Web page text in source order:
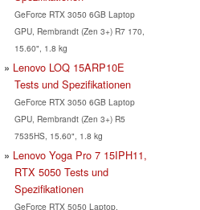
GeForce RTX 3050 6GB Laptop
GPU, Rembrandt (Zen 3+) R7 170,
15.60", 1.8 kg
Lenovo LOQ 15ARP10E
Tests und Spezifikationen
GeForce RTX 3050 6GB Laptop
GPU, Rembrandt (Zen 3+) R5
7535HS, 15.60", 1.8 kg
Lenovo Yoga Pro 7 15IPH11,
RTX 5050 Tests und
Spezifikationen
GeForce RTX 5050 Laptop,